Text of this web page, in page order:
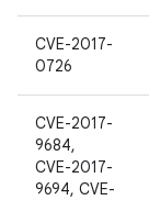
CVE-2017-
0726
CVE-2017-
9684,
CVE-2017-
9694, CVE-